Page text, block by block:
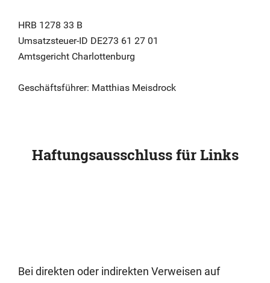
HRB 1278 33 B
Umsatzsteuer-ID DE273 61 27 01
Amtsgericht Charlottenburg
Geschäftsführer: Matthias Meisdrock
Haftungsausschluss für Links
Bei direkten oder indirekten Verweisen auf